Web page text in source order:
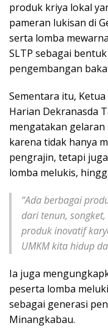
produk kriya lokal
pameran lukisan di
serta lomba
SLTP sebagai
pengembangan
Sementara itu,
Harian Dekranasda
mengatakan gelaran
karena tidak hanya
pengrajin, tetapi
lomba melukis,
“Ada berbagai
dari tenun,
produk inovatif
UMKM kita hidup
Ia juga
peserta lomba
sebagai generasi
Minangkabau.